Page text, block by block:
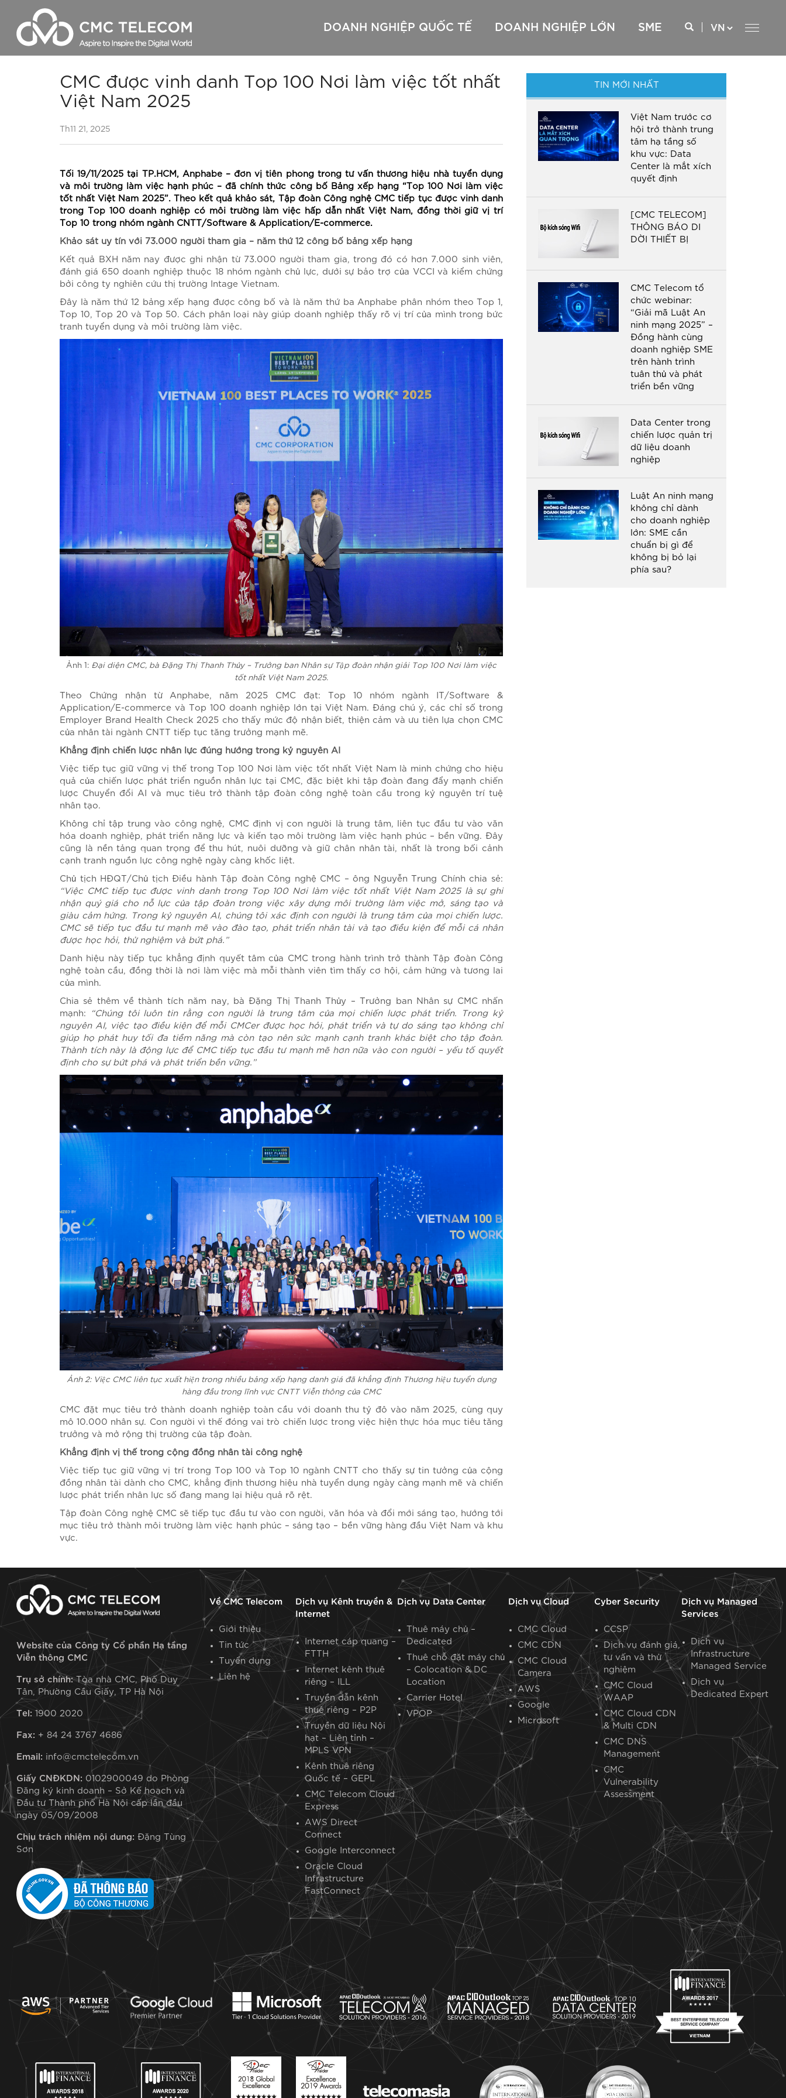
DOANH NGHIỆP QUỐC TẾ
Provider
Data dành cho Global Service
CMC Telecom Cloud Express
SD WAN
Thuê chỗ đặt máy chủ – Colocation
Đầu số 710 xx xxx
CCSP
CCSS
DOANH NGHIỆP LỚN
CMC Cloud
CMC Cloud Camera
Internet cáp quang – FTTH
Internet kênh thuê riêng – ILL
Truyền dẫn kênh thuê riêng – P2P
Truyền dữ liệu Nội hạt – Liên tỉnh – MPLS VPN
SD WAN
Kênh thuê riêng Quốc tế – GEPL
Oracle Cloud Infrastructure FastConnect
Đầu số 710 xx xxx
Đầu số 1900 – 1800
Dịch vụ Voice OTP
Dịch vụ SMS Brandname
CCSP
SME
CMC Cloud
Internet cáp quang – FTTH
CMC được vinh danh Top 100 Nơi làm việc tốt nhất
Việt Nam 2025
Th11 21, 2025
Tối 19/11/2025 tại TP.HCM, Anphabe – đơn vị tiên phong trong tư vấn thương hiệu nhà tuyển dụng
và môi trường làm việc hạnh phúc – đã chính thức công bố Bảng xếp hạng “Top 100 Nơi làm việc
tốt nhất Việt Nam 2025”. Theo kết quả khảo sát, Tập đoàn Công nghệ CMC tiếp tục được vinh danh
trong Top 100 doanh nghiệp có môi trường làm việc hấp dẫn nhất Việt Nam, đồng thời giữ vị trí
Top 10 trong nhóm ngành CNTT/Software & Application/E-commerce.
Khảo sát uy tín với 73.000 người tham gia – năm thứ 12 công bố bảng xếp hạng
Kết quả BXH năm nay được ghi nhận từ 73.000 người tham gia, trong đó có hơn 7.000 sinh viên,
đánh giá 650 doanh nghiệp thuộc 18 nhóm ngành chủ lực, dưới sự bảo trợ của VCCI và kiểm chứng
bởi công ty nghiên cứu thị trường Intage Vietnam.
Đây là năm thứ 12 bảng xếp hạng được công bố và là năm thứ ba Anphabe phân nhóm theo Top 1,
Top 10, Top 20 và Top 50. Cách phân loại này giúp doanh nghiệp thấy rõ vị trí của mình trong bức
tranh tuyển dụng và môi trường làm việc.
Ảnh 1: Đại diện CMC, bà Đặng Thị Thanh Thủy – Trưởng ban Nhân sự Tập đoàn nhận giải Top 100 Nơi làm việc
tốt nhất Việt Nam 2025.
Theo Chứng nhận từ Anphabe, năm 2025 CMC đạt: Top 10 nhóm ngành IT/Software &
Application/E-commerce và Top 100 doanh nghiệp lớn tại Việt Nam. Đáng chú ý, các chỉ số trong
Employer Brand Health Check 2025 cho thấy mức độ nhận biết, thiện cảm và ưu tiên lựa chọn CMC
của nhân tài ngành CNTT tiếp tục tăng trưởng mạnh mẽ.
Khẳng định chiến lược nhân lực đúng hướng trong kỷ nguyên AI
Việc tiếp tục giữ vững vị thế trong Top 100 Nơi làm việc tốt nhất Việt Nam là minh chứng cho hiệu
quả của chiến lược phát triển nguồn nhân lực tại CMC, đặc biệt khi tập đoàn đang đẩy mạnh chiến
lược Chuyển đổi AI và mục tiêu trở thành tập đoàn công nghệ toàn cầu trong kỷ nguyên trí tuệ
nhân tạo.
Không chỉ tập trung vào công nghệ, CMC định vị con người là trung tâm, liên tục đầu tư vào văn
hóa doanh nghiệp, phát triển năng lực và kiến tạo môi trường làm việc hạnh phúc – bền vững. Đây
cũng là nền tảng quan trọng để thu hút, nuôi dưỡng và giữ chân nhân tài, nhất là trong bối cảnh
cạnh tranh nguồn lực công nghệ ngày càng khốc liệt.
Chủ tịch HĐQT/Chủ tịch Điều hành Tập đoàn Công nghệ CMC – ông Nguyễn Trung Chính chia sẻ:
“Việc CMC tiếp tục được vinh danh trong Top 100 Nơi làm việc tốt nhất Việt Nam 2025 là sự ghi
nhận quý giá cho nỗ lực của tập đoàn trong việc xây dựng môi trường làm việc mở, sáng tạo và
giàu cảm hứng. Trong kỷ nguyên AI, chúng tôi xác định con người là trung tâm của mọi chiến lược.
CMC sẽ tiếp tục đầu tư mạnh mẽ vào đào tạo, phát triển nhân tài và tạo điều kiện để mỗi cá nhân
được học hỏi, thử nghiệm và bứt phá.”
Danh hiệu này tiếp tục khẳng định quyết tâm của CMC trong hành trình trở thành Tập đoàn Công
nghệ toàn cầu, đồng thời là nơi làm việc mà mỗi thành viên tìm thấy cơ hội, cảm hứng và tương lai
của mình.
Chia sẻ thêm về thành tích năm nay, bà Đặng Thị Thanh Thủy – Trưởng ban Nhân sự CMC nhấn
mạnh:
“Chúng tôi luôn tin rằng con người là trung tâm của mọi chiến lược phát triển. Trong kỷ
nguyên AI, việc tạo điều kiện để mỗi CMCer được học hỏi, phát triển và tự do sáng tạo không chỉ
giúp họ phát huy tối đa tiềm năng mà còn tạo nên sức mạnh cạnh tranh khác biệt cho tập đoàn.
Thành tích này là động lực để CMC tiếp tục đầu tư mạnh mẽ hơn nữa vào con người – yếu tố quyết
định cho sự bứt phá và phát triển bền vững.”
Ảnh 2: Việc CMC liên tục xuất hiện trong nhiều bảng xếp hạng danh giá đã khẳng định Thương hiệu tuyển dụng
hàng đầu trong lĩnh vực CNTT Viễn thông của CMC
CMC đặt mục tiêu trở thành doanh nghiệp toàn cầu với doanh thu tỷ đô vào năm 2025, cùng quy
mô 10.000 nhân sự. Con người vì thế đóng vai trò chiến lược trong việc hiện thực hóa mục tiêu tăng
trưởng và mở rộng thị trường của tập đoàn.
Khẳng định vị thế trong cộng đồng nhân tài công nghệ
Việc tiếp tục giữ vững vị trí trong Top 100 và Top 10 ngành CNTT cho thấy sự tin tưởng của cộng
đồng nhân tài dành cho CMC, khẳng định thương hiệu nhà tuyển dụng ngày càng mạnh mẽ và chiến
lược phát triển nhân lực số đang mang lại hiệu quả rõ rệt.
Tập đoàn Công nghệ CMC sẽ tiếp tục đầu tư vào con người, văn hóa và đổi mới sáng tạo, hướng tới
mục tiêu trở thành môi trường làm việc hạnh phúc – sáng tạo – bền vững hàng đầu Việt Nam và khu
vực.
TIN MỚI NHẤT
Việt Nam trước cơ
hội trở thành trung
tâm hạ tầng số
khu vực: Data
Center là mắt xích
quyết định
[CMC TELECOM]
THÔNG BÁO DI
DỜI THIẾT BỊ
CMC Telecom tổ
chức webinar:
“Giải mã Luật An
ninh mạng 2025” –
Đồng hành cùng
doanh nghiệp SME
trên hành trình
tuân thủ và phát
triển bền vững
Data Center trong
chiến lược quản trị
dữ liệu doanh
nghiệp
Luật An ninh mạng
không chỉ dành
cho doanh nghiệp
lớn: SME cần
chuẩn bị gì để
không bị bỏ lại
phía sau?
Website của Công ty Cổ phần Hạ tầng
Viễn thông CMC
Trụ sở chính: Tòa nhà CMC, Phố Duy
Tân, Phường Cầu Giấy, TP Hà Nội
Tel: 1900 2020
Fax: + 84 24 3767 4686
Email: info@cmctelecom.vn
Giấy CNĐKDN: 0102900049 do Phòng
Đăng ký kinh doanh – Sở Kế hoạch và
Đầu tư Thành phố Hà Nội cấp lần đầu
ngày 05/09/2008
Chịu trách nhiệm nội dung: Đặng Tùng
Sơn
Về CMC Telecom
Giới thiệu
Tin tức
Tuyển dụng
Liên hệ
Dịch vụ Kênh truyền &
Internet
Internet cáp quang –
FTTH
Internet kênh thuê
riêng – ILL
Truyền dẫn kênh
thuê riêng – P2P
Truyền dữ liệu Nội
hạt – Liên tỉnh –
MPLS VPN
Kênh thuê riêng
Quốc tế – GEPL
CMC Telecom Cloud
Express
AWS Direct
Connect
Google Interconnect
Oracle Cloud
Infrastructure
FastConnect
Dịch vụ Data Center
Thuê máy chủ –
Dedicated
Thuê chỗ đặt máy chủ
– Colocation & DC
Location
Carrier Hotel
VPOP
Dịch vụ Cloud
CMC Cloud
CMC CDN
CMC Cloud
Camera
AWS
Google
Microsoft
Cyber Security
CCSP
Dịch vụ đánh giá,
tư vấn và thử
nghiệm
CMC Cloud
WAAP
CMC Cloud CDN
& Multi CDN
CMC DNS
Management
CMC
Vulnerability
Assessment
Dịch vụ Managed
Services
Dịch vụ
Infrastructure
Managed Service
Dịch vụ
Dedicated Expert​